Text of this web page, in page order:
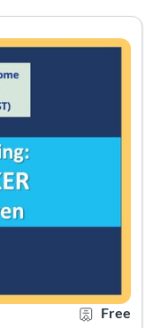
Certificate
Listing
Free
pou kèlkeswa moun